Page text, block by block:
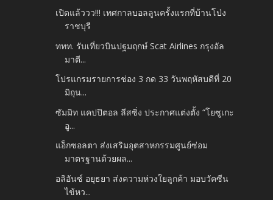
เปิดแล้ววว!!! เทศกาลบอลลูนครั้งแรกที่บ้านโป่ง
ราชบุรี
ททท. รับเที่ยวบินปฐมฤกษ์ Scat Airlines กรุงอัล
มาตี...
โปรแกรมรายการช่อง 3 กด 33 วันพฤหัสบดีที่ 20
มิถุน...
ซัมมิท แคปปิตอล ลีสซิ่ง ประกาศแต่งตั้ง “โยซูเกะ
อู...
แอ็กซอลตา ส่งเสริมอุตสาหกรรมศูนย์ซ่อม
มาตรฐานด้วยผล...
อลิอันซ์ อยุธยา ส่งความห่วงใยลูกค้า มอบวัคซีน
ไข้หว...